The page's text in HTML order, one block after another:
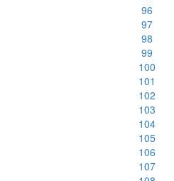
96
97
98
99
100
101
102
103
104
105
106
107